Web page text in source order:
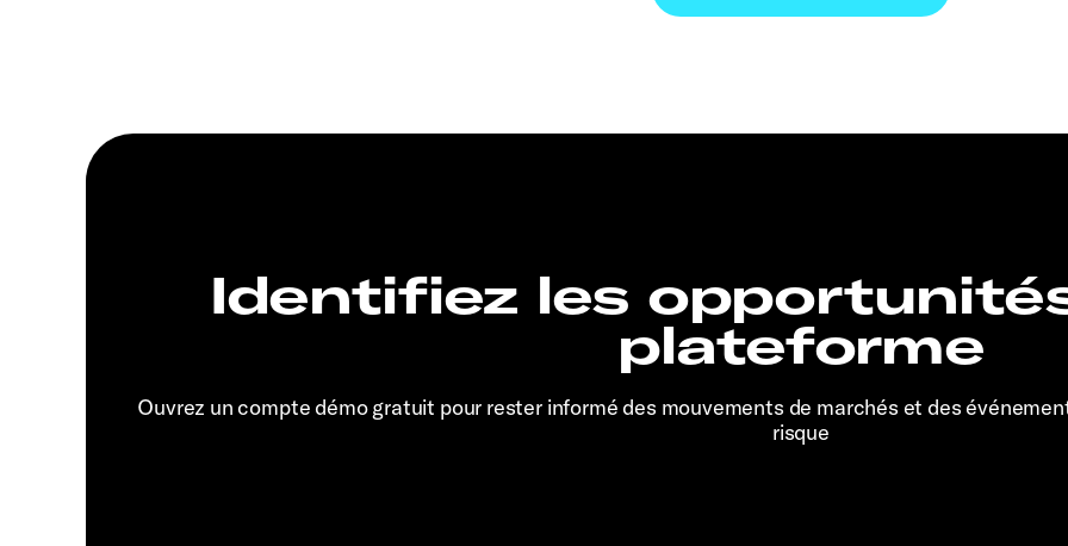
Identifiez les
plateforme
Ouvrez un compte démo gratuit pour rester informé des mouvements de marchés et des
risque